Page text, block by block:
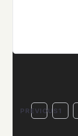
PREVIOUS1